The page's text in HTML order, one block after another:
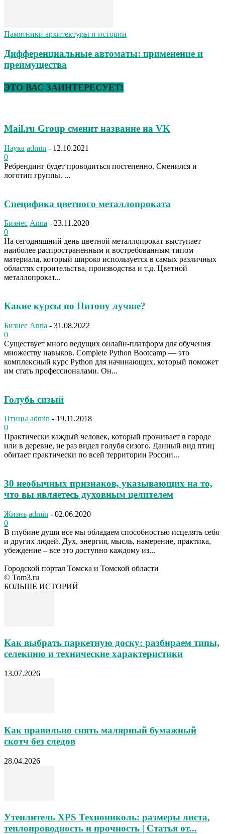
Памятники архитектуры и истории
Дифференциальные автоматы: применение и
преимущества
ЭТО ВАС ЗАИНТЕРЕСУЕТ!
Mail.ru Group сменит название на VK
Наука admin - 12.10.2021
0
Ребрендинг будет проводиться постепенно. Сменился и
логотип группы. ...
Специфика цветного металлопроката
Бизнес Anna - 23.11.2020
0
На сегодняшний день цветной металлопрокат выступает
наиболее распространенным и востребованным типом
материала, который широко используется в самых различных
областях строительства, производства и т.д. Цветной
металлопрокат...
Какие курсы по Питону лучше?
Бизнес Anna - 31.08.2022
0
Существует много ведущих онлайн-платформ для обучения
множеству навыков. Complete Python Bootcamp — это
комплексный курс Python для начинающих, который поможет
им стать профессионалами. Он...
Голубь сизый
Птицы admin - 19.11.2018
0
Практически каждый человек, который проживает в городе
или в деревне, не раз видел голубя сизого. Данный вид птиц
обитает практически по всей территории России...
30 необычных признаков, указывающих на то,
что вы являетесь духовным целителем
Жизнь admin - 02.06.2020
0
В глубине души все мы обладаем способностью исцелять себя
и других людей. Дух, энергия, мысль, намерение, практика,
убеждение – все это доступно каждому из...
Городской портал Томска и Томской области
© Tom3.ru
БОЛЬШЕ ИСТОРИЙ
Как выбрать паркетную доску: разбираем типы,
селекцию и технические характеристики
13.07.2026
Как правильно снять малярный бумажный
скотч без следов
28.04.2026
Утеплитель XPS Технониколь: размеры листа,
теплопроводность и прочность | Статья от...